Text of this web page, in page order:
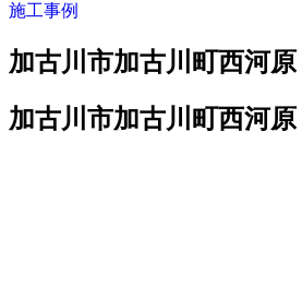
施工事例
加古川市加古川町西河
加古川市加古川町西河